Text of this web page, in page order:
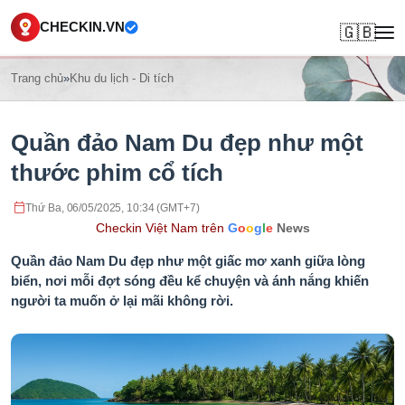
CHECKIN.VN 🇬🇧
Trang chủ»Khu du lịch - Di tích
Quần đảo Nam Du đẹp như một
thước phim cổ tích
Thứ Ba, 06/05/2025, 10:34 (GMT+7)
Checkin Việt Nam trên Google News
Quần đảo Nam Du đẹp như một giấc mơ xanh giữa lòng
biển, nơi mỗi đợt sóng đều kể chuyện và ánh nắng khiến
người ta muốn ở lại mãi không rời.